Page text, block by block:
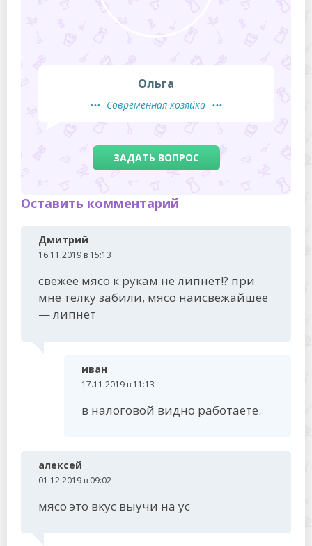
Ольга
Современная хозяйка
ЗАДАТЬ ВОПРОС
Оставить комментарий
Дмитрий
16.11.2019 в 15:13
свежее мясо к рукам не липнет!? при
мне телку забили, мясо наисвежайшее
— липнет
иван
17.11.2019 в 11:13
в налоговой видно работаете.
алексей
01.12.2019 в 09:02
мясо это вкус выучи на ус